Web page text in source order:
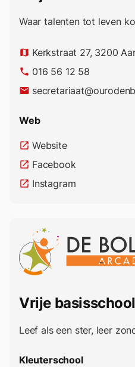
Waar talenten tot leven
map Kerkstraat 27, 3200
phone 016 56 12 58
email
Web
open_in_new Website
open_in_new Facebook
open_in_new Instagram
Vrije
Leef als een ster, leer
Kleuterschool